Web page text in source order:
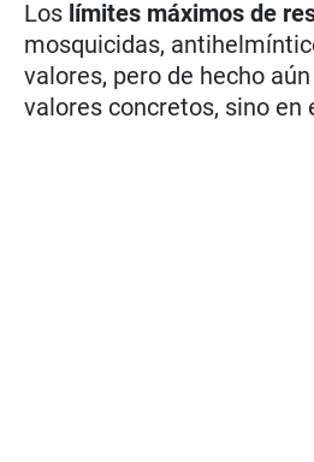
Los límites máximos de
mosquicidas,
valores, pero de hecho
valores concretos, sino en